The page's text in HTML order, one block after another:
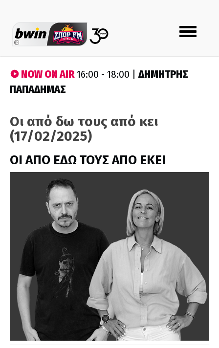
Toggle
navigation
NOW ON AIR16:00 - 18:00 |ΔΗΜΗΤΡΗΣ
ΠΑΠΑΔΗΜΑΣ
Οι από δω τους από κει
(17/02/2025)
ΟΙ ΑΠΟ ΕΔΩ ΤΟΥΣ ΑΠΟ ΕΚΕΙ